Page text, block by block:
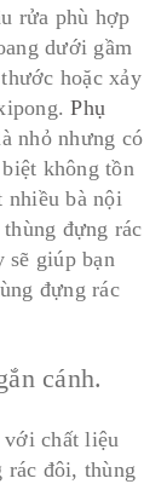
rửa phù hợp
dưới gầm
hoặc xảy
Phụ
nhỏ nhưng có
không tồn
nhiều bà nội
đựng rác
giúp bạn
đựng rác
cánh.
với chất liệu
rác đôi, thùng